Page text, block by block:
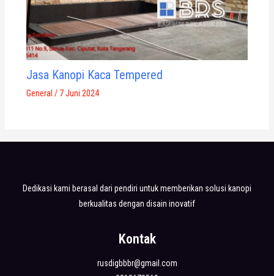
Jasa Kanopi Kaca Tempered
General / 7 Juni 2024
Dedikasi kami berasal dari pendiri untuk memberikan solusi kanopi
berkualitas dengan disain inovatif
Kontak
rusdigbbbr@gmail.com